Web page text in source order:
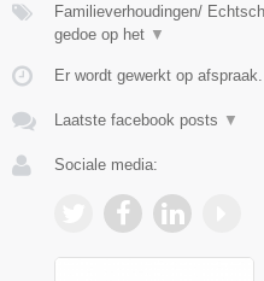
Familieverhoudingen/
gedoe op het ▼
Er wordt gewerkt op afspraak.
Laatste facebook posts ▼
Sociale media: